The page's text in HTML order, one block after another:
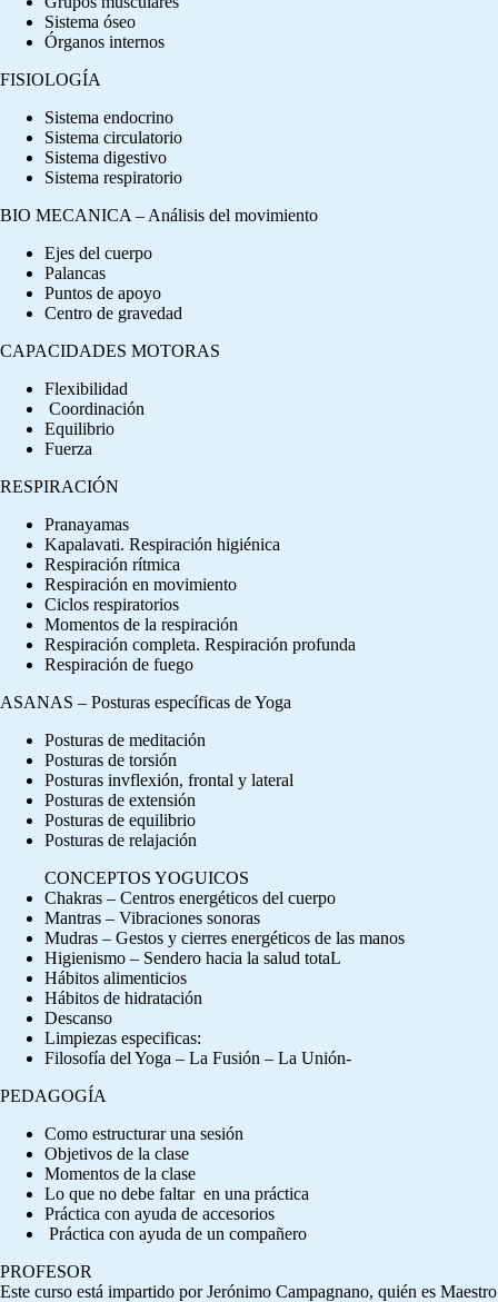
Sistema óseo
Órganos internos
FISIOLOGÍA
Sistema endocrino
Sistema circulatorio
Sistema digestivo
Sistema respiratorio
BIO MECANICA – Análisis del movimiento
Ejes del cuerpo
Palancas
Puntos de apoyo
Centro de gravedad
CAPACIDADES MOTORAS
Flexibilidad
Coordinación
Equilibrio
Fuerza
RESPIRACIÓN
Pranayamas
Kapalavati. Respiración higiénica
Respiración rítmica
Respiración en movimiento
Ciclos respiratorios
Momentos de la respiración
Respiración completa. Respiración profunda
Respiración de fuego
ASANAS – Posturas específicas de Yoga
Posturas de meditación
Posturas de torsión
Posturas invflexión, frontal y lateral
Posturas de extensión
Posturas de equilibrio
Posturas de relajación
CONCEPTOS YOGUICOS
Chakras – Centros energéticos del cuerpo
Mantras – Vibraciones sonoras
Mudras – Gestos y cierres energéticos de las manos
Higienismo – Sendero hacia la salud totaL
Hábitos alimenticios
Hábitos de hidratación
Descanso
Limpiezas especificas:
Filosofía del Yoga – La Fusión – La Unión-
PEDAGOGÍA
Como estructurar una sesión
Objetivos de la clase
Momentos de la clase
Lo que no debe faltar en una práctica
Práctica con ayuda de accesorios
Práctica con ayuda de un compañero
PROFESOR
Este curso está impartido por Jerónimo Campagnano, quién es Maestro